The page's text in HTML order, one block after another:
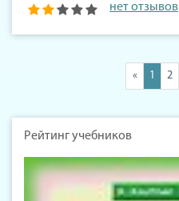
нет отзывов
« 1 2
Рейтинг учебников